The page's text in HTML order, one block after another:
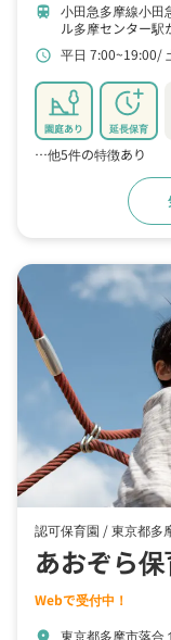
train 小田急多摩線小田
ル多摩センター駅
駅から徒歩で30分
schedule 平日 7:00~19:00
園庭あり 延長保育
…他5件の特徴あり
認可保育園 /東京都多
あおぞら
Webで受付中！
東京都多摩市落合